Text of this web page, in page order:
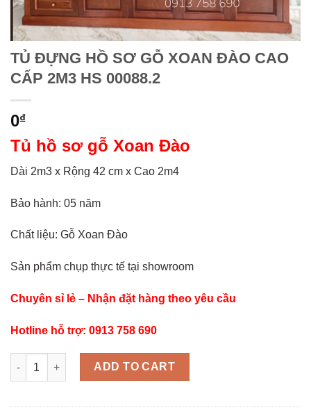
TỦ ĐỰNG HỒ SƠ GỖ XOAN ĐÀO CAO
CẤP 2M3 HS 00088.2
0₫
Tủ hồ sơ gỗ Xoan Đào
Dài 2m3 x Rộng 42 cm x Cao 2m4
Bảo hành: 05 năm
Chất liệu: Gỗ Xoan Đào
Sản phẩm chụp thực tế tại showroom
Chuyên sỉ lẻ – Nhận đặt hàng theo yêu cầu
Hotline hỗ trợ: 0913 758 690
TỦ ĐỰNG HỒ SƠ GỖ XOAN ĐÀO CAO CẤP 2M3 HS 00088.2
ADD TO CART